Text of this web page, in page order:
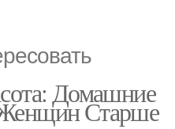
Домашние
Старше